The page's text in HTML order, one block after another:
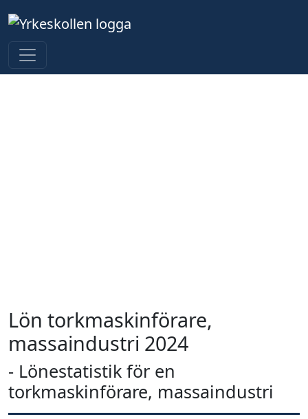
Lön torkmaskinförare,
massaindustri 2024
- Lönestatistik för en
torkmaskinförare, massaindustri